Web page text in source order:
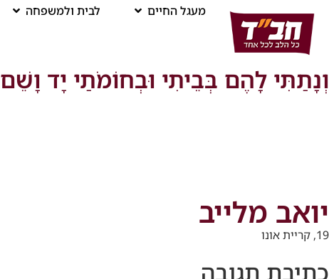
מעגל החיים לבית ולמשפחה
וְנָתַתִּי לָהֶם בְּבֵיתִי וּבְחוֹמֹתַי יָד וָשֵׁם
יואב מלייב
19, קריית אונו
כתיבת תגובה